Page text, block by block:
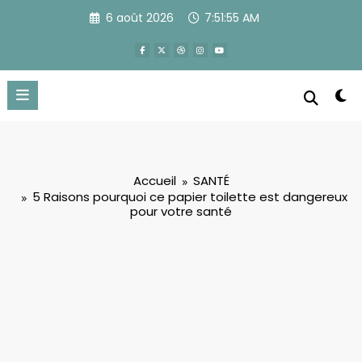
6 août 2026 7:51:56 AM
Accueil
SANTÉ
5 Raisons pourquoi ce papier toilette est dangereux
pour votre santé